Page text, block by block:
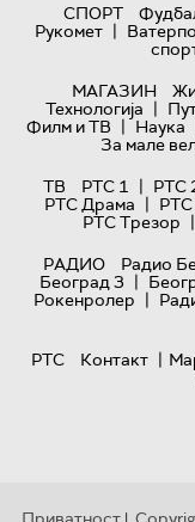
СПОРТ
Рукомет |
МАГАЗИН
Технологијa |
Филм и ТВ | Наука
За мале
ТВ
РТС 1 | РТС
РТС Драма |
РТС Трезор |
РАДИО
Радио
Београд 3 |
Рокенролер |
РТС
Контакт |